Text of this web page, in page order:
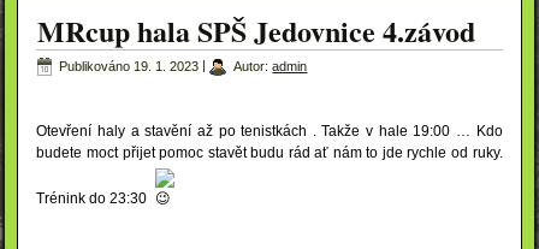
MRcup hala SPŠ Jedovnice 4.závod
Publikováno 19. 1. 2023 Autor: admin
Otevření haly a stavění až po tenistkách . Takže v hale 19:00 … Kdo
budete moct přijet pomoc stavět budu rád ať nám to jde rychle od ruky.
Trénink do 23:30